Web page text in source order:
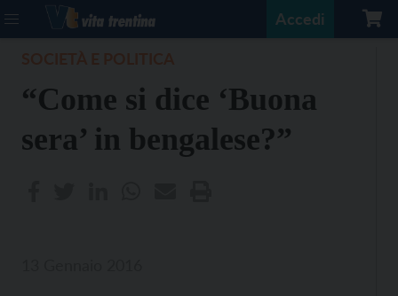
Accedi
“Come si dice ‘Buona
sera’ in bengalese?”